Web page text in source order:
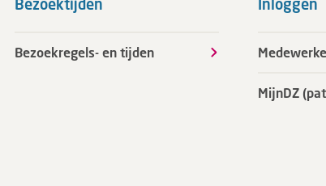
Bezoektijden
Bezoekregels- en tijden
Inloggen
MijnDZ